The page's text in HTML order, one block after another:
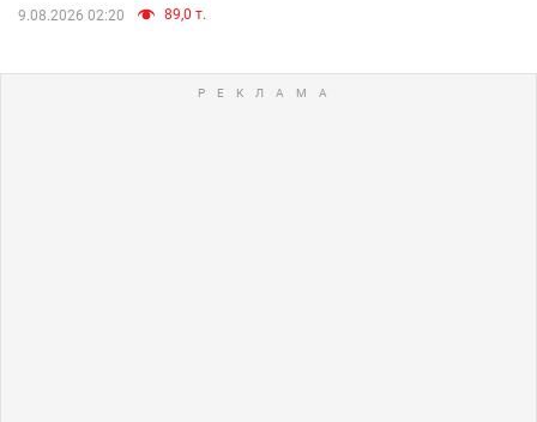
9.08.2026 02:20 89,0 т.